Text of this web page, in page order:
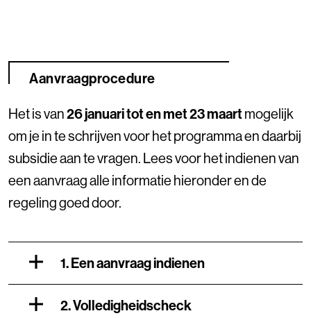
Aanvraagprocedure
Het is van26 januari tot en met 23 maartmogelijk
om je in te schrijven voor het programma en daarbij
subsidie aan te vragen. Lees voor het indienen van
een aanvraag alle informatie hieronder en de
regeling goed door.
1. Een aanvraag indienen
2. Volledigheidscheck